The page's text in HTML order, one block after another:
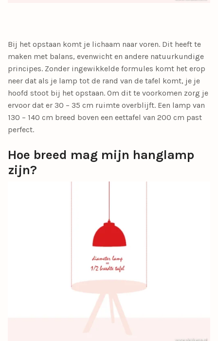
Bij het opstaan komt je lichaam naar voren. Dit heeft te
maken met balans, evenwicht en andere natuurkundige
principes. Zonder ingewikkelde formules komt het erop
neer dat als je lamp tot de rand van de tafel komt, je je
hoofd stoot bij het opstaan. Om dit te voorkomen zorg je
ervoor dat er 30 – 35 cm ruimte overblijft. Een lamp van
130 – 140 cm breed boven een eettafel van 200 cm past
perfect.
Hoe breed mag mijn hanglamp
zijn?